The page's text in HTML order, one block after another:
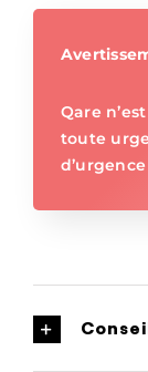
Qare
toute